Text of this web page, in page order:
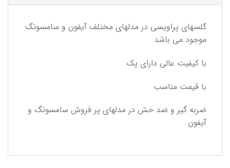
گلسهای پراویسی در مدلهای مختلف آیفون و سامسونگ
موجود می باشد
با کیفیت عالی دارای پک
با قیمت مناسب
ضربه گیر و ضد خش در مدلهای پر فروش سامسونگ و
آیفون